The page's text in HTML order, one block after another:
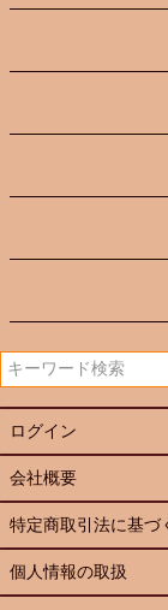
ログイン
会社概要
特定商取引法に基づ
個人情報の取扱